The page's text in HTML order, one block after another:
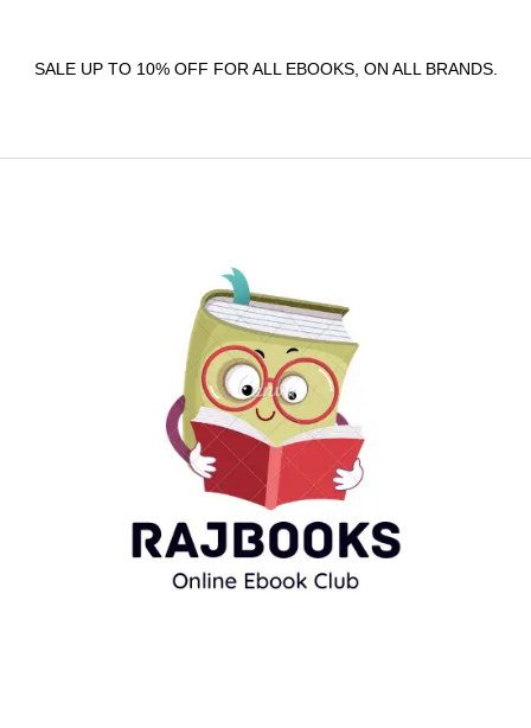
SALE UP TO 10% OFF FOR ALL EBOOKS, ON ALL BRANDS.